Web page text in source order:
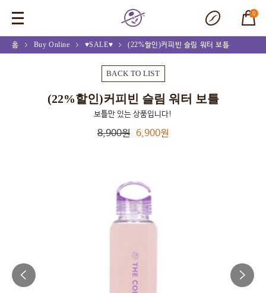
0
홈 Buy Online ♥SALE♥ (22%할인)커피빈 슬림 워터 보틀
BACK TO LIST
(22%할인)커피빈 슬림 워터 보틀
보틀만 있는 상품입니다!
8,900원 6,900원